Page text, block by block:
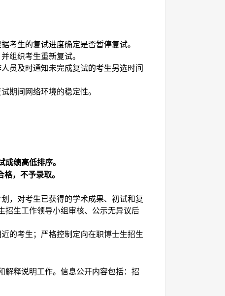
考生的复试进度确定是否暂停复试。
组织考生重新复试。
员及时通知未完成复试的考生另选时间
期间网络环境的稳定性。
成绩高低排序。
，不予录取。
，对考生已获得的学术成果、初试和复
招生工作领导小组审核、公示无异议后
的考生 ；严格控制定向在职博士生招生
解释说明工作。信息公开内容包括：招